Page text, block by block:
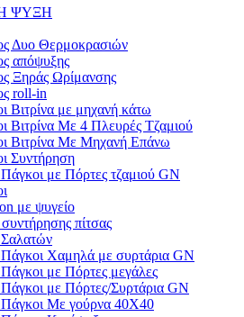
ΨΥΞΗ
Δυο Θερμοκρασιών
απόψυξης
Ξηράς Ωρίμανσης
roll-in
Βιτρίνα με μηχανή κάτω
Βιτρίνα Με 4 Πλευρές Τζαμιού
Βιτρίνα Με Μηχανή Επάνω
Συντήρηση
με Πόρτες τζαμιού GN
με ψυγείο
πίτσας
Χαμηλά με συρτάρια GN
με Πόρτες μεγάλες
με Πόρτες/Συρτάρια GN
Πάγκοι Με γούρνα 40Χ40